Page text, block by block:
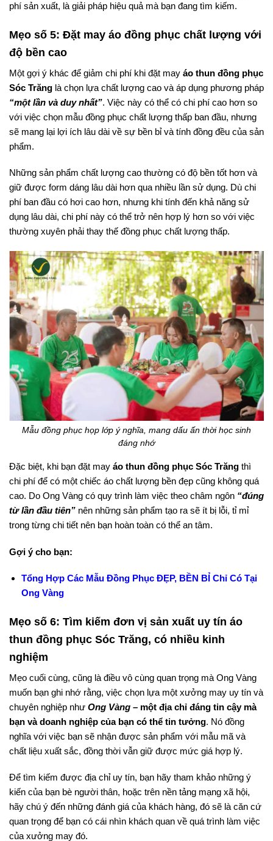
phí sản xuất, là giải pháp hiệu quả mà bạn đang tìm kiếm.
Mẹo số 5: Đặt may áo đồng phục chất lượng với
độ bền cao
Một gợi ý khác để giảm chi phí khi đặt may áo thun đồng phục
Sóc Trăng là chọn lựa chất lượng cao và áp dụng phương pháp
“một lần và duy nhất”. Việc này có thể có chi phí cao hơn so
với việc chọn mẫu đồng phục chất lượng thấp ban đầu, nhưng
sẽ mang lại lợi ích lâu dài về sự bền bỉ và tính đồng đều của sản
phẩm.
Những sản phẩm chất lượng cao thường có độ bền tốt hơn và
giữ được form dáng lâu dài hơn qua nhiều lần sử dụng. Dù chi
phí ban đầu có hơi cao hơn, nhưng khi tính đến khả năng sử
dụng lâu dài, chi phí này có thể trở nên hợp lý hơn so với việc
thường xuyên phải thay thế đồng phục chất lượng thấp.
Mẫu đồng phục họp lớp ý nghĩa, mang dấu ấn thời học sinh
đáng nhớ
Đặc biệt, khi bạn đặt may áo thun đồng phục Sóc Trăng thì
chi phí để có một chiếc áo chất lượng bền đẹp cũng không quá
cao. Do Ong Vàng có quy trình làm việc theo châm ngôn “đúng
từ lần đầu tiên” nên những sản phẩm tạo ra sẽ ít bị lỗi, tỉ mỉ
trong từng chi tiết nên bạn hoàn toàn có thể an tâm.
Gợi ý cho bạn:
Tổng Hợp Các Mẫu Đồng Phục ĐẸP, BỀN BỈ Chỉ Có Tại
Ong Vàng
Mẹo số 6: Tìm kiếm đơn vị sản xuất uy tín áo
thun đồng phục Sóc Trăng, có nhiều kinh
nghiệm
Mẹo cuối cùng, cũng là điều vô cùng quan trọng mà Ong Vàng
muốn bạn ghi nhớ rằng, việc chọn lựa một xưởng may uy tín và
chuyên nghiệp như Ong Vàng – một địa chỉ đáng tin cậy mà
bạn và doanh nghiệp của bạn có thể tin tưởng. Nó đồng
nghĩa với việc bạn sẽ nhận được sản phẩm với mẫu mã và
chất liệu xuất sắc, đồng thời vẫn giữ được mức giá hợp lý.
Để tìm kiếm được địa chỉ uy tín, bạn hãy tham khảo những ý
kiến của bạn bè người thân, hoặc trên nền tảng mạng xã hội,
hãy chú ý đến những đánh giá của khách hàng, đó sẽ là căn cứ
quan trọng để bạn có cái nhìn khách quan về quá trình làm việc
của xưởng may đó.